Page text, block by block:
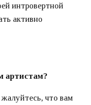
интровертной
активно
артистам?
что вам